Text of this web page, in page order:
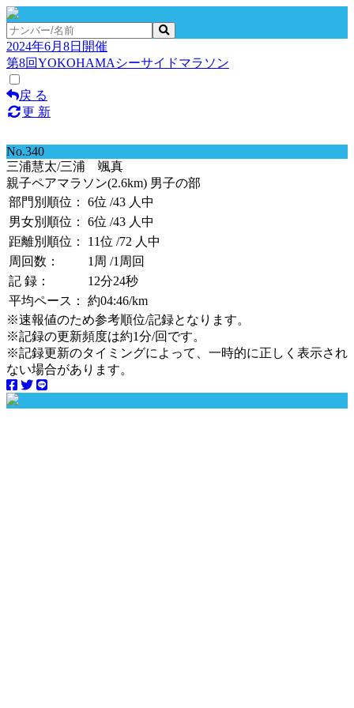
2024年6月8日開催
第8回YOKOHAMAシーサイドマラソン
戻 る
更 新
No.340
三浦慧太/三浦 颯真
親子ペアマラソン(2.6km) 男子の部
部門別順位：
6位 /43 人中
男女別順位：
6位 /43 人中
距離別順位：
11位 /72 人中
周回数：
1周 /1周回
記 録：
12分24秒
平均ペース：
約04:46/km
※速報値のため参考順位/記録となります。
※記録の更新頻度は約1分/回です。
※記録更新のタイミングによって、一時的に正しく表示され
ない場合があります。